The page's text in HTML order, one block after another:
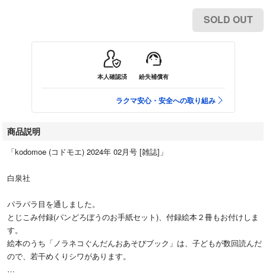
SOLD OUT
本人確認済 紛失補償有
ラクマ安心・安全への取り組み
商品説明
「kodomoe (コドモエ) 2024年 02月号 [雑誌]」
白泉社
パラパラ目を通しました。
とじこみ付録(パンどろぼうのお手紙セット)、付録絵本２冊もお付けしま
す。
絵本のうち「ノラネコぐんだんおあそびブック」は、子どもが数回読んだ
ので、若干めくりシワがあります。